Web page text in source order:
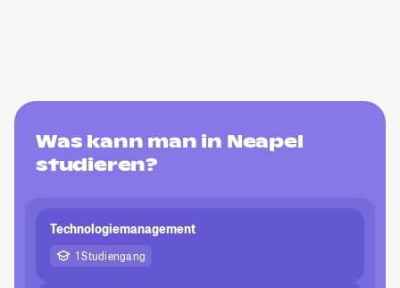
Was kann man in Neapel
studieren?
Technologiemanagement
1 Studiengang